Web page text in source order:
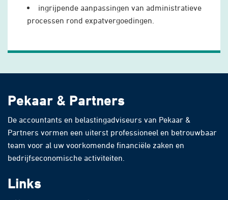
ingrijpende aanpassingen van administratieve
processen rond expatvergoedingen.
Pekaar & Partners
De accountants en belastingadviseurs van Pekaar &
Partners vormen een uiterst professioneel en betrouwbaar
team voor al uw voorkomende financiële zaken en
bedrijfseconomische activiteiten.
Links